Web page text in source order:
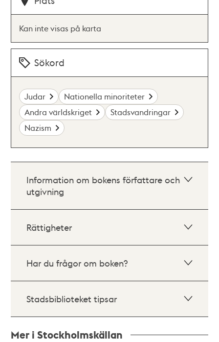
Kan inte visas på karta
Sökord
Judar
Nationella minoriteter
Andra världskriget
Stadsvandringar
Nazism
Information om bokens författare och
utgivning
Rättigheter
Har du frågor om boken?
Stadsbiblioteket tipsar
Mer i Stockholmskällan